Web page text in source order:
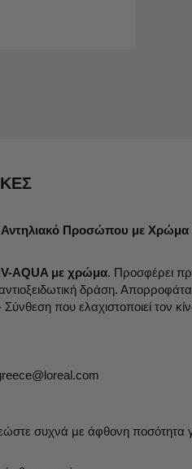
Προσώπου με Χρώμα
AQUA με χρώμα. Προσφέρει
δράση.
που ελαχιστοποιεί τον
συχνά με άφθονη ποσότητα